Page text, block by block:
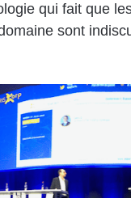
qui fait que
sont